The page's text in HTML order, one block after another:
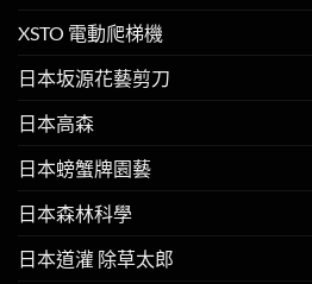
XSTO 電動爬梯機
日本坂源花藝剪刀
日本高森
日本螃蟹牌園藝
日本森林科學
日本道灌 除草太郎